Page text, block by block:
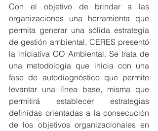
Con el objetivo de brindar a las
organizaciones una herramienta que
permita generar una sólida estrategia
de gestión ambiental, CERES presentó
la iniciativa GO Ambiental. Se trata de
una metodología que inicia con una
fase de autodiagnóstico que permite
levantar una línea base, misma que
permitirá establecer estrategias
definidas orientadas a la consecución
de los objetivos organizacionales en